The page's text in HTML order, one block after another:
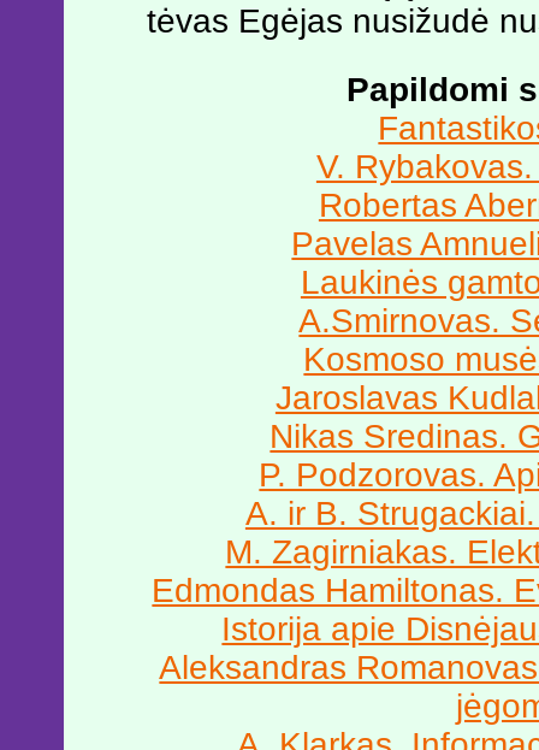
tėvas Egėjas nusižudė
Papildomi
V.
Robertas
Pavelas
Laukinės
A.Smirnovas.
Kosmoso
Jaroslavas
Nikas Sredinas.
P. Podzorovas.
A. ir B.
M. Zagirniakas.
Edmondas Hamiltonas.
Istorija apie
Aleksandras